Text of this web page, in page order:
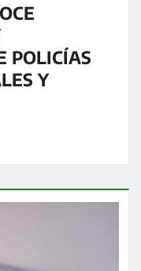
POLICÍAS
Y